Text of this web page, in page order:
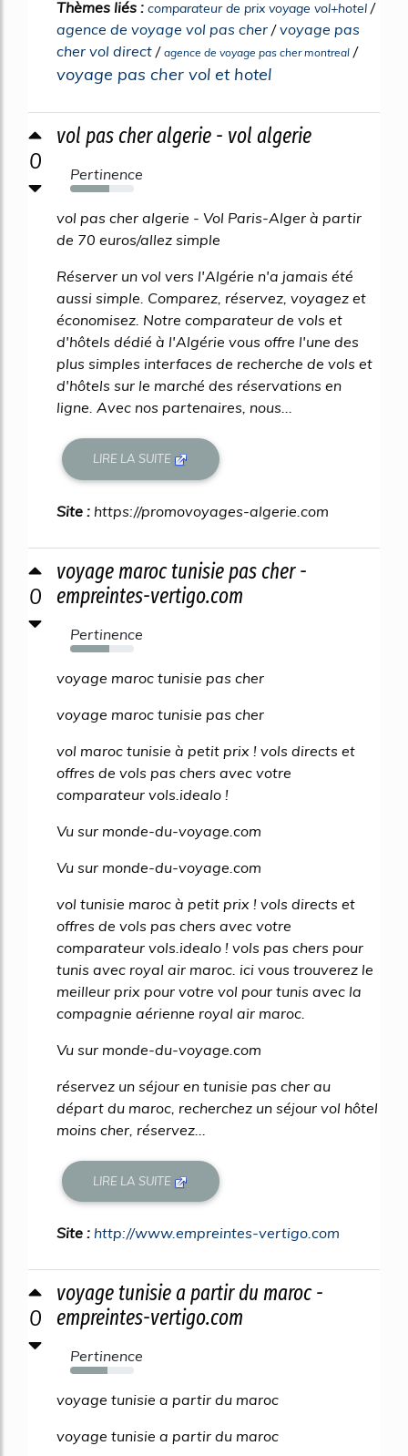
Thèmes liés : comparateur de prix voyage vol+hotel /
agence de voyage vol pas cher /voyage pas
cher vol direct / agence de voyage pas cher montreal /
voyage pas cher vol et hotel
0
vol pas cher algerie - vol algerie
Pertinence
61%
vol pas cher algerie - Vol Paris-Alger à partir
de 70 euros/allez simple
Réserver un vol vers l'Algérie n'a jamais été
aussi simple. Comparez, réservez, voyagez et
économisez. Notre comparateur de vols et
d'hôtels dédié à l'Algérie vous offre l'une des
plus simples interfaces de recherche de vols et
d'hôtels sur le marché des réservations en
ligne. Avec nos partenaires, nous...
LIRE LA SUITE
Site : https://promovoyages-algerie.com
0
voyage maroc tunisie pas cher -
empreintes-vertigo.com
Pertinence
61%
voyage maroc tunisie pas cher
voyage maroc tunisie pas cher
vol maroc tunisie à petit prix ! vols directs et
offres de vols pas chers avec votre
comparateur vols.idealo !
Vu sur monde-du-voyage.com
Vu sur monde-du-voyage.com
vol tunisie maroc à petit prix ! vols directs et
offres de vols pas chers avec votre
comparateur vols.idealo ! vols pas chers pour
tunis avec royal air maroc. ici vous trouverez le
meilleur prix pour votre vol pour tunis avec la
compagnie aérienne royal air maroc.
Vu sur monde-du-voyage.com
réservez un séjour en tunisie pas cher au
départ du maroc, recherchez un séjour vol hôtel
moins cher, réservez...
LIRE LA SUITE
Site : http://www.empreintes-vertigo.com
0
voyage tunisie a partir du maroc -
empreintes-vertigo.com
Pertinence
59%
voyage tunisie a partir du maroc
voyage tunisie a partir du maroc